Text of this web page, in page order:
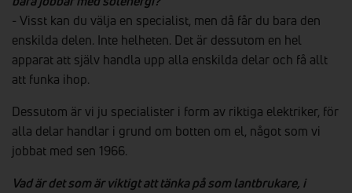
- Visst kan du välja en specialist, men då får du bara den
enskilda delen. Inte helheten. Det är dessutom en hel
apparat att själv handla upp alla enskilda delar och få allt
att funka ihop.
Dessutom är vi ju specialister i form av riktiga elektriker, för
alla delar handlar i grund om botten om el, något som vi
jobbat med sen 1966.
Vad är det som är viktigt att tänka på som lantbrukare, i